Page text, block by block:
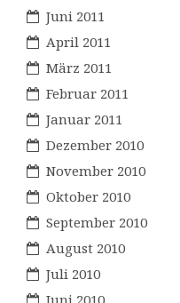
Juni 2011
April 2011
März 2011
Februar 2011
Januar 2011
Dezember 2010
November 2010
Oktober 2010
September 2010
August 2010
Juli 2010
Juni 2010